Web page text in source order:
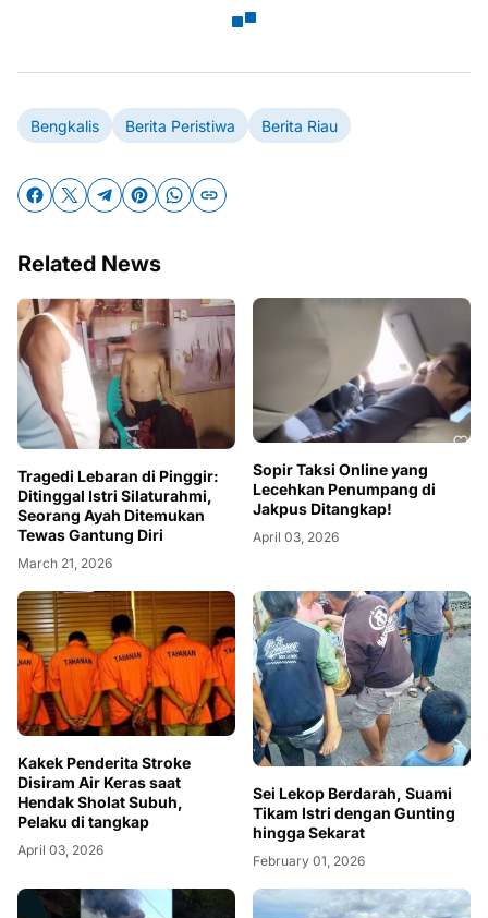
Bengkalis Berita Peristiwa Berita Riau
Related News
Tragedi Lebaran di Pinggir:
Ditinggal Istri Silaturahmi,
Seorang Ayah Ditemukan
Tewas Gantung Diri
March 21, 2026
Sopir Taksi Online yang
Lecehkan Penumpang di
Jakpus Ditangkap!
April 03, 2026
Kakek Penderita Stroke
Disiram Air Keras saat
Hendak Sholat Subuh,
Pelaku di tangkap
April 03, 2026
Sei Lekop Berdarah, Suami
Tikam Istri dengan Gunting
hingga Sekarat
February 01, 2026